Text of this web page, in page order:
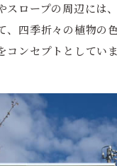
ロープの周辺には
、四季折々の植物の
ンセプトとしていま